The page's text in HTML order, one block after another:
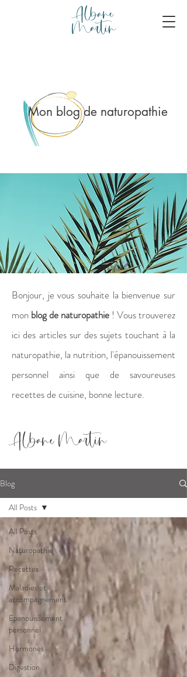
Albane
Martin
Mon blog de naturopathie
Bonjour, je vous souhaite la bienvenue sur
mon blog de naturopathie ! Vous trouverez
ici des articles sur des sujets touchant à la
naturopathie, la nutrition, l'épanouissement
personnel ainsi que de savoureuses
recettes de cuisine, bonne lecture.
Albane Martin
Blog
All Posts
Naturopathie
Recettes
Maladies et
accompagnement
Epanouissement
personnel
Hormones
Digestion
All Posts